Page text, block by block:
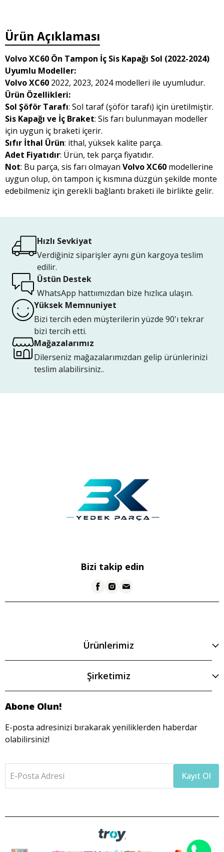
Ürün Açıklaması
Volvo XC60 Ön Tampon İç Sis Kapağı Sol (2022-2024)
Uyumlu Modeller:
Volvo XC60 2022, 2023, 2024 modelleri ile uyumludur.
Ürün Özellikleri:
Sol Şöför Tarafı: Sol taraf (şöför tarafı) için üretilmiştir.
Sis Kapağı ve İç Braket: Sis farı bulunmayan modeller
için uygun iç braketi içerir.
Sıfır İthal Ürün: ithal, yüksek kalite parça.
Adet Fiyatıdır: Ürün, tek parça fiyatıdır.
Not: Bu parça, sis farı olmayan Volvo XC60 modellerine
uygun olup, ön tampon iç kısmına düzgün şekilde monte
edebilmeniz için gerekli bağlantı braketi ile birlikte gelir.
Hızlı Sevkiyat
Verdiğiniz siparişler aynı gün kargoya teslim
edilir.
Üstün Destek
WhatsApp hattıımızdan bize hızlıca ulaşın.
Yüksek Memnuniyet
Bizi tercih eden müşterilerin yüzde 90'ı tekrar
bizi tercih etti.
Mağazalarımız
Dilerseniz mağazalarımızdan gelip ürünlerinizi
teslim alabilirsiniz..
Bizi takip edin
Ürünlerimiz
Şirketimiz
Abone Olun!
E-posta adresinizi bırakarak yeniliklerden haberdar
olabilirsiniz!
E-Posta Adresi Kayıt Ol